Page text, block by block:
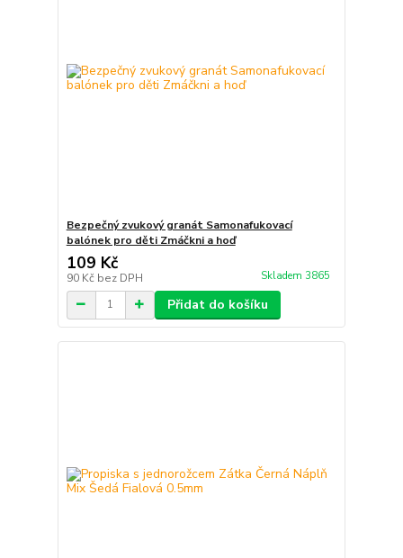
Bezpečný zvukový granát Samonafukovací
balónek pro děti Zmáčkni a hoď
109 Kč
90 Kč bez DPH Skladem 3865
Přidat do košíku